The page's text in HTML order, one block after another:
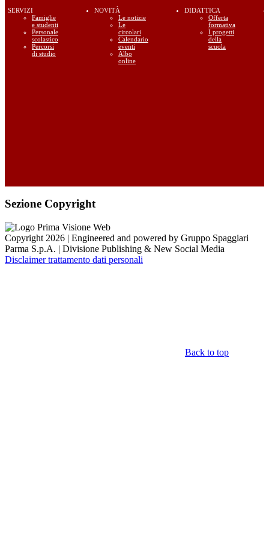
SERVIZI
Famiglie
e studenti
Personale
scolastico
Percorsi
di studio
NOVITÀ
Le notizie
Le
circolari
Calendario
eventi
Albo
online
DIDATTICA
Offerta
formativa
I progetti
della
scuola
Sezione Copyright
Copyright 2026 | Engineered and powered by Gruppo Spaggiari
Parma S.p.A. | Divisione Publishing & New Social Media
Disclaimer trattamento dati personali
Back to top